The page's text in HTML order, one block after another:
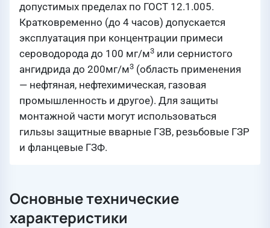
допустимых пределах по ГОСТ 12.1.005.
Кратковременно (до 4 часов) допускается
эксплуатация при концентрации примеси
сероводорода до 100 мг/м3 или сернистого
ангидрида до 200мг/м3 (область применения
— нефтяная, нефтехимическая, газовая
промышленность и другое). Для защиты
монтажной части могут использоваться
гильзы защитные вварные ГЗВ, резьбовые ГЗР
и фланцевые ГЗФ.
Основные технические
характеристики